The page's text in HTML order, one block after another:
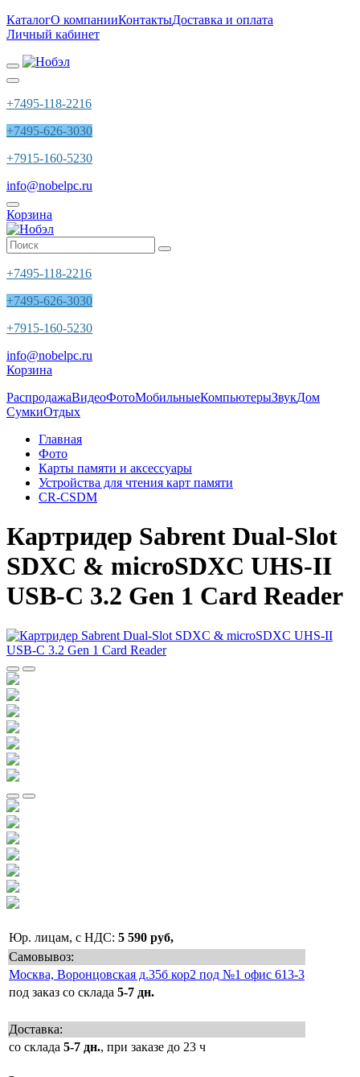
КаталогО компанииКонтактыДоставка и оплата
Личный кабинет
+7495-118-2216
+7495-626-3030
+7915-160-5230
info@nobelpc.ru
Корзина
+7495-118-2216
+7495-626-3030
+7915-160-5230
info@nobelpc.ru
Корзина
РаспродажаВидеоФотоМобильныеКомпьютерыЗвукДом
СумкиОтдых
Главная
Фото
Карты памяти и аксессуары
Устройства для чтения карт памяти
CR-CSDM
Картридер Sabrent Dual-Slot
SDXC & microSDXC UHS-II
USB-C 3.2 Gen 1 Card Reader
Юр. лицам, с НДС: 5 590 руб,
Самовывоз:
Москва, Воронцовская д.35б кор2 под №1 офис 613-3
под заказ со склада 5-7 дн.
Доставка:
со склада 5-7 дн., при заказе до 23 ч